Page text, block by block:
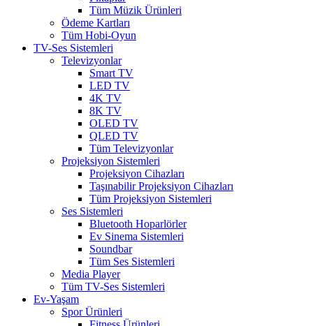
Tüm Müzik Ürünleri
Ödeme Kartları
Tüm Hobi-Oyun
TV-Ses Sistemleri
Televizyonlar
Smart TV
LED TV
4K TV
8K TV
OLED TV
QLED TV
Tüm Televizyonlar
Projeksiyon Sistemleri
Projeksiyon Cihazları
Taşınabilir Projeksiyon Cihazları
Tüm Projeksiyon Sistemleri
Ses Sistemleri
Bluetooth Hoparlörler
Ev Sinema Sistemleri
Soundbar
Tüm Ses Sistemleri
Media Player
Tüm TV-Ses Sistemleri
Ev-Yaşam
Spor Ürünleri